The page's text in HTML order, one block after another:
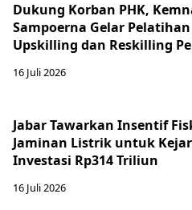
Dukung Korban PHK,
Sampoerna Gelar Pelatihan
Upskilling dan Reskilling
16 Juli 2026
Jabar Tawarkan Insentif
Jaminan Listrik untuk
Investasi Rp314 Triliun
16 Juli 2026